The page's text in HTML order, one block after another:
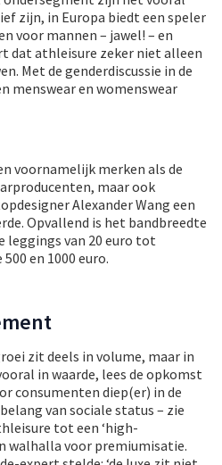
zijn, in Europa biedt een speler
voor mannen – jawel! – en
dat athleisure zeker niet alleen
Met de genderdiscussie in de
menswear en womenswear
voornamelijk merken als de
maar ook
Alexander Wang een
Opvallend is het bandbreedte
leggings van 20 euro tot
en 1000 euro.
zit deels in volume, maar in
in waarde, lees de opkomst
consumenten diep(er) in de
van sociale status – zie
tot een ‘high-
walhalla voor premiumisatie.